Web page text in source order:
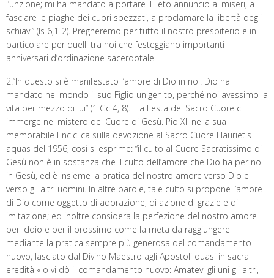
l’unzione; mi ha mandato a portare il lieto annuncio ai miseri, a
fasciare le piaghe dei cuori spezzati, a proclamare la libertà degli
schiavi” (Is 6,1-2). Pregheremo per tutto il nostro presbiterio e in
particolare per quelli tra noi che festeggiano importanti
anniversari d’ordinazione sacerdotale.
2.“In questo si è manifestato l’amore di Dio in noi: Dio ha
mandato nel mondo il suo Figlio unigenito, perché noi avessimo la
vita per mezzo di lui” (1 Gc 4, 8). La Festa del Sacro Cuore ci
immerge nel mistero del Cuore di Gesù. Pio XII nella sua
memorabile Enciclica sulla devozione al Sacro Cuore Haurietis
aquas del 1956, così si esprime: “il culto al Cuore Sacratissimo di
Gesù non è in sostanza che il culto dell’amore che Dio ha per noi
in Gesù, ed è insieme la pratica del nostro amore verso Dio e
verso gli altri uomini. In altre parole, tale culto si propone l’amore
di Dio come oggetto di adorazione, di azione di grazie e di
imitazione; ed inoltre considera la perfezione del nostro amore
per Iddio e per il prossimo come la meta da raggiungere
mediante la pratica sempre più generosa del comandamento
nuovo, lasciato dal Divino Maestro agli Apostoli quasi in sacra
eredità «Io vi dò il comandamento nuovo: Amatevi gli uni gli altri,